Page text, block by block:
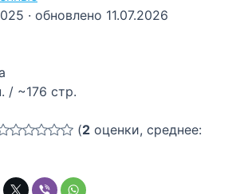
· обновлено 11.07.2026
/ ~176 стр.
(2 оценки, среднее: